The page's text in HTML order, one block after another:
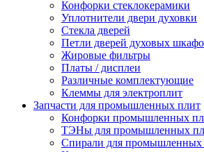
Конфорки стеклокерамики
Уплотнители двери духовки
Стекла дверей
Петли дверей духовых
Жировые фильтры
Платы / дисплеи
Различные комплектующие
Клеммы для электроплит
Запчасти для промышленных плит
Конфорки промышленных
ТЭНы для промышленных
Спирали для промышленных